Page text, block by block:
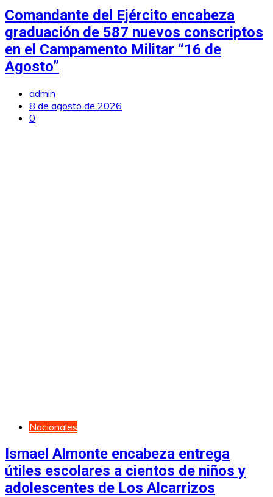
Comandante del Ejército encabeza
graduación de 587 nuevos conscriptos
en el Campamento Militar “16 de
Agosto”
admin
8 de agosto de 2026
0
Nacionales
Ismael Almonte encabeza entrega
útiles escolares a cientos de niños y
adolescentes de Los Alcarrizos